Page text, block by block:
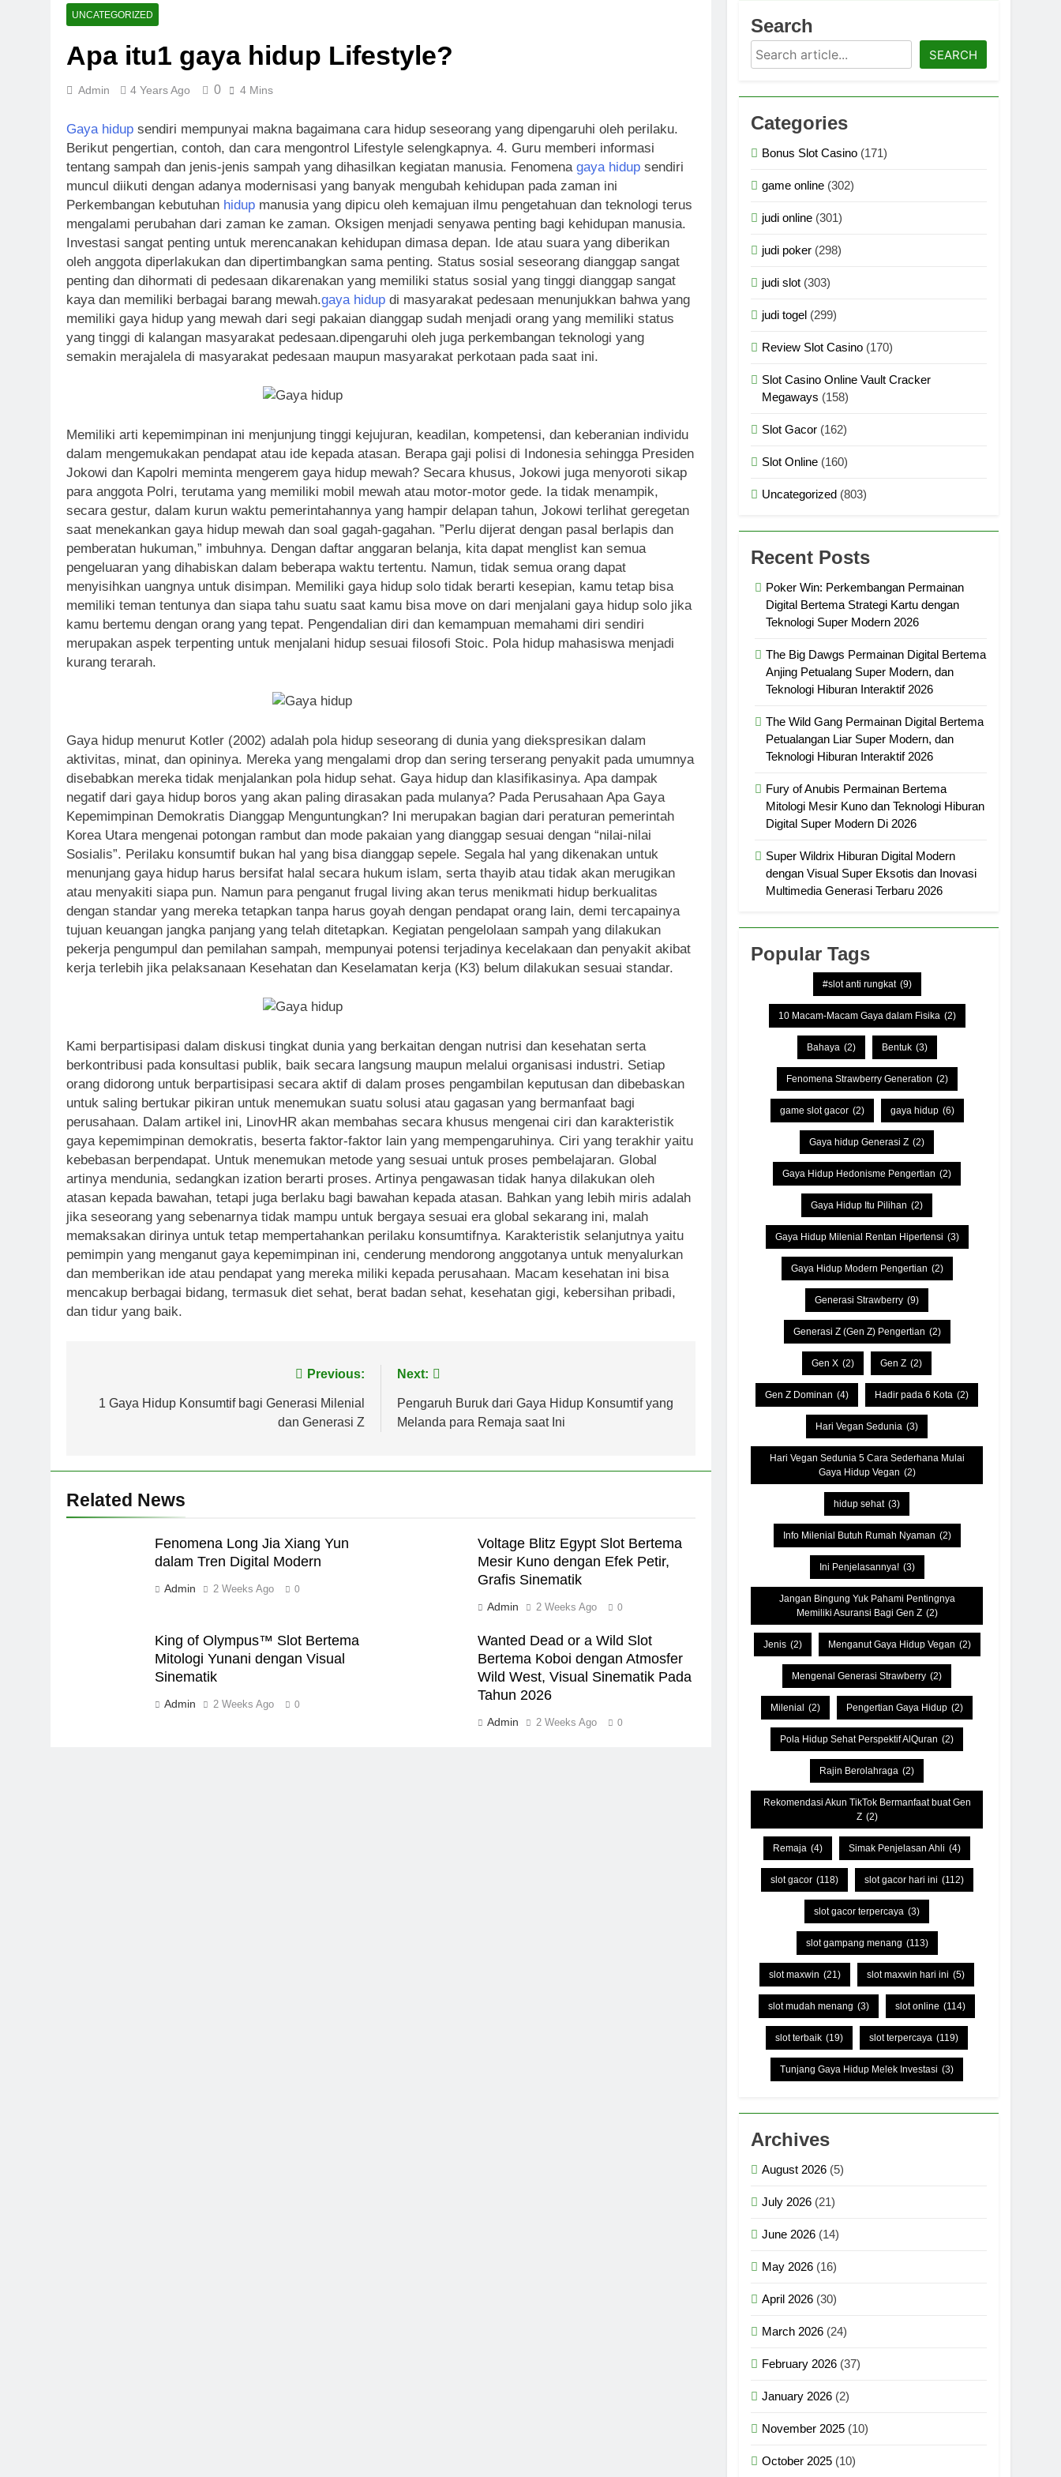
Fortune Horse Hiburan Digital Super Modern dengan Nuansa Kuda dan Teknologi Grafis Generasi Terbaru 2026
1 Week Ago
Bounty Hunter Hiburan Digital Modern dengan Tema Petualangan dan Teknologi Grafis Generasi Super Terbaru 2026
1 Week Ago
Money Pot Hiburan Digital Modern dengan Konsep Keberuntungan dan Teknologi Grafis Generasi Super Terbaru 2026
1 Week Ago
Dragon Hatch Hiburan Digital Super Modern dengan Visual Fantasi Naga dan Teknologi Grafis Generasi Terbaru 2026
2 Weeks Ago
UNCATEGORIZED
Apa itu1 gaya hidup Lifestyle?
Admin 4 Years Ago 0 4 Mins
Gaya hidup sendiri mempunyai makna bagaimana cara hidup seseorang yang dipengaruhi oleh perilaku.
Berikut pengertian, contoh, dan cara mengontrol Lifestyle selengkapnya. 4. Guru memberi informasi
tentang sampah dan jenis-jenis sampah yang dihasilkan kegiatan manusia. Fenomena gaya hidup sendiri
muncul diikuti dengan adanya modernisasi yang banyak mengubah kehidupan pada zaman ini
Perkembangan kebutuhan hidup manusia yang dipicu oleh kemajuan ilmu pengetahuan dan teknologi terus
mengalami perubahan dari zaman ke zaman. Oksigen menjadi senyawa penting bagi kehidupan manusia.
Investasi sangat penting untuk merencanakan kehidupan dimasa depan. Ide atau suara yang diberikan
oleh anggota diperlakukan dan dipertimbangkan sama penting. Status sosial seseorang dianggap sangat
penting dan dihormati di pedesaan dikarenakan yang memiliki status sosial yang tinggi dianggap sangat
kaya dan memiliki berbagai barang mewah.gaya hidup di masyarakat pedesaan menunjukkan bahwa yang
memiliki gaya hidup yang mewah dari segi pakaian dianggap sudah menjadi orang yang memiliki status
yang tinggi di kalangan masyarakat pedesaan.dipengaruhi oleh juga perkembangan teknologi yang
semakin merajalela di masyarakat pedesaan maupun masyarakat perkotaan pada saat ini.
Memiliki arti kepemimpinan ini menjunjung tinggi kejujuran, keadilan, kompetensi, dan keberanian individu
dalam mengemukakan pendapat atau ide kepada atasan. Berapa gaji polisi di Indonesia sehingga Presiden
Jokowi dan Kapolri meminta mengerem gaya hidup mewah? Secara khusus, Jokowi juga menyoroti sikap
para anggota Polri, terutama yang memiliki mobil mewah atau motor-motor gede. Ia tidak menampik,
secara gestur, dalam kurun waktu pemerintahannya yang hampir delapan tahun, Jokowi terlihat geregetan
saat menekankan gaya hidup mewah dan soal gagah-gagahan. ”Perlu dijerat dengan pasal berlapis dan
pemberatan hukuman,” imbuhnya. Dengan daftar anggaran belanja, kita dapat menglist kan semua
pengeluaran yang dihabiskan dalam beberapa waktu tertentu. Namun, tidak semua orang dapat
menyisihkan uangnya untuk disimpan. Memiliki gaya hidup solo tidak berarti kesepian, kamu tetap bisa
memiliki teman tentunya dan siapa tahu suatu saat kamu bisa move on dari menjalani gaya hidup solo jika
kamu bertemu dengan orang yang tepat. Pengendalian diri dan kemampuan memahami diri sendiri
merupakan aspek terpenting untuk menjalani hidup sesuai filosofi Stoic. Pola hidup mahasiswa menjadi
kurang terarah.
Gaya hidup menurut Kotler (2002) adalah pola hidup seseorang di dunia yang diekspresikan dalam
aktivitas, minat, dan opininya. Mereka yang mengalami drop dan sering terserang penyakit pada umumnya
disebabkan mereka tidak menjalankan pola hidup sehat. Gaya hidup dan klasifikasinya. Apa dampak
negatif dari gaya hidup boros yang akan paling dirasakan pada mulanya? Pada Perusahaan Apa Gaya
Kepemimpinan Demokratis Dianggap Menguntungkan? Ini merupakan bagian dari peraturan pemerintah
Korea Utara mengenai potongan rambut dan mode pakaian yang dianggap sesuai dengan “nilai-nilai
Sosialis”. Perilaku konsumtif bukan hal yang bisa dianggap sepele. Segala hal yang dikenakan untuk
menunjang gaya hidup harus bersifat halal secara hukum islam, serta thayib atau tidak akan merugikan
atau menyakiti siapa pun. Namun para penganut frugal living akan terus menikmati hidup berkualitas
dengan standar yang mereka tetapkan tanpa harus goyah dengan pendapat orang lain, demi tercapainya
tujuan keuangan jangka panjang yang telah ditetapkan. Kegiatan pengelolaan sampah yang dilakukan
pekerja pengumpul dan pemilahan sampah, mempunyai potensi terjadinya kecelakaan dan penyakit akibat
kerja terlebih jika pelaksanaan Kesehatan dan Keselamatan kerja (K3) belum dilakukan sesuai standar.
Kami berpartisipasi dalam diskusi tingkat dunia yang berkaitan dengan nutrisi dan kesehatan serta
berkontribusi pada konsultasi publik, baik secara langsung maupun melalui organisasi industri. Setiap
orang didorong untuk berpartisipasi secara aktif di dalam proses pengambilan keputusan dan dibebaskan
untuk saling bertukar pikiran untuk menemukan suatu solusi atau gagasan yang bermanfaat bagi
perusahaan. Dalam artikel ini, LinovHR akan membahas secara khusus mengenai ciri dan karakteristik
gaya kepemimpinan demokratis, beserta faktor-faktor lain yang mempengaruhinya. Ciri yang terakhir yaitu
kebebasan berpendapat. Untuk menemukan metode yang sesuai untuk proses pembelajaran. Global
artinya mendunia, sedangkan ization berarti proses. Artinya pengawasan tidak hanya dilakukan oleh
atasan kepada bawahan, tetapi juga berlaku bagi bawahan kepada atasan. Bahkan yang lebih miris adalah
jika seseorang yang sebenarnya tidak mampu untuk bergaya sesuai era global sekarang ini, malah
memaksakan dirinya untuk tetap mempertahankan perilaku konsumtifnya. Karakteristik selanjutnya yaitu
pemimpin yang menganut gaya kepemimpinan ini, cenderung mendorong anggotanya untuk menyalurkan
dan memberikan ide atau pendapat yang mereka miliki kepada perusahaan. Macam kesehatan ini bisa
mencakup berbagai bidang, termasuk diet sehat, berat badan sehat, kesehatan gigi, kebersihan pribadi,
dan tidur yang baik.
navigation
Previous:
1 Gaya Hidup Konsumtif bagi Generasi Milenial
dan Generasi Z
Next:
Pengaruh Buruk dari Gaya Hidup Konsumtif yang
Melanda para Remaja saat Ini
Related News
Fenomena Long Jia Xiang Yun
dalam Tren Digital Modern
Admin 2 Weeks Ago 0
Voltage Blitz Egypt Slot Bertema
Mesir Kuno dengan Efek Petir,
Grafis Sinematik
Admin 2 Weeks Ago 0
King of Olympus™ Slot Bertema
Mitologi Yunani dengan Visual
Sinematik
Admin 2 Weeks Ago 0
Wanted Dead or a Wild Slot
Bertema Koboi dengan Atmosfer
Wild West, Visual Sinematik Pada
Tahun 2026
Admin 2 Weeks Ago 0
Search
Search SEARCH
Categories
Bonus Slot Casino (171)
game online (302)
judi online (301)
judi poker (298)
judi slot (303)
judi togel (299)
Review Slot Casino (170)
Slot Casino Online Vault Cracker
Megaways (158)
Slot Gacor (162)
Slot Online (160)
Uncategorized (803)
Recent Posts
Poker Win: Perkembangan Permainan
Digital Bertema Strategi Kartu dengan
Teknologi Super Modern 2026
The Big Dawgs Permainan Digital Bertema
Anjing Petualang Super Modern, dan
Teknologi Hiburan Interaktif 2026
The Wild Gang Permainan Digital Bertema
Petualangan Liar Super Modern, dan
Teknologi Hiburan Interaktif 2026
Fury of Anubis Permainan Bertema
Mitologi Mesir Kuno dan Teknologi Hiburan
Digital Super Modern Di 2026
Super Wildrix Hiburan Digital Modern
dengan Visual Super Eksotis dan Inovasi
Multimedia Generasi Terbaru 2026
Popular Tags
#slot anti rungkat (9)
10 Macam-Macam Gaya dalam Fisika (2)
Bahaya (2) Bentuk (3)
Fenomena Strawberry Generation (2)
game slot gacor (2) gaya hidup (6)
Gaya hidup Generasi Z (2)
Gaya Hidup Hedonisme Pengertian (2)
Gaya Hidup Itu Pilihan (2)
Gaya Hidup Milenial Rentan Hipertensi (3)
Gaya Hidup Modern Pengertian (2)
Generasi Strawberry (9)
Generasi Z (Gen Z) Pengertian (2)
Gen X (2) Gen Z (2)
Gen Z Dominan (4) Hadir pada 6 Kota (2)
Hari Vegan Sedunia (3)
Hari Vegan Sedunia 5 Cara Sederhana Mulai
Gaya Hidup Vegan (2)
hidup sehat (3)
Info Milenial Butuh Rumah Nyaman (2)
Ini Penjelasannya! (3)
Jangan Bingung Yuk Pahami Pentingnya
Memiliki Asuransi Bagi Gen Z (2)
Jenis (2) Menganut Gaya Hidup Vegan (2)
Mengenal Generasi Strawberry (2)
Milenial (2) Pengertian Gaya Hidup (2)
Pola Hidup Sehat Perspektif AlQuran (2)
Rajin Berolahraga (2)
Rekomendasi Akun TikTok Bermanfaat buat Gen
Z (2)
Remaja (4) Simak Penjelasan Ahli (4)
slot gacor (118) slot gacor hari ini (112)
slot gacor terpercaya (3)
slot gampang menang (113)
slot maxwin (21) slot maxwin hari ini (5)
slot mudah menang (3) slot online (114)
slot terbaik (19) slot terpercaya (119)
Tunjang Gaya Hidup Melek Investasi (3)
Archives
August 2026 (5)
July 2026 (21)
June 2026 (14)
May 2026 (16)
April 2026 (30)
March 2026 (24)
February 2026 (37)
January 2026 (2)
November 2025 (10)
October 2025 (10)